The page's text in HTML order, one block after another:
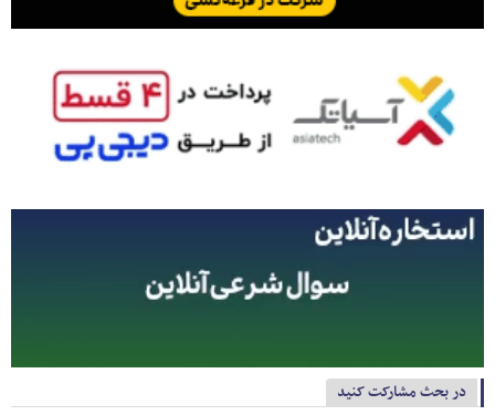
در بحث مشارکت کنید